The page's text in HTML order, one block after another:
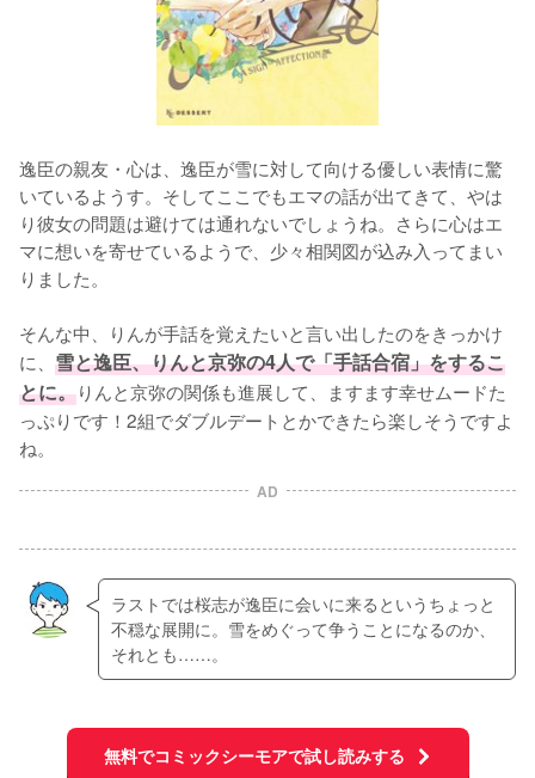
逸臣の親友・心は、逸臣が雪に対して向ける優しい表情に驚
いているようす。そしてここでもエマの話が出てきて、やは
り彼女の問題は避けては通れないでしょうね。さらに心はエ
マに想いを寄せているようで、少々相関図が込み入ってまい
りました。
そんな中、りんが手話を覚えたいと言い出したのをきっかけ
に、 雪と逸臣、りんと京弥の4人で「手話合宿」をするこ
とに。りんと京弥の関係も進展して、ますます幸せムードた
っぷりです！2組でダブルデートとかできたら楽しそうですよ
ね。
AD
ラストでは桜志が逸臣に会いに来るというちょっと
不穏な展開に。雪をめぐって争うことになるのか、
それとも……。
無料でコミックシーモアで試し読みする